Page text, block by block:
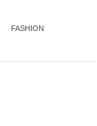
FASHION